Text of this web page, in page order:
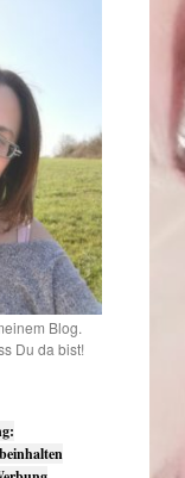
Blog.
Du da bist!